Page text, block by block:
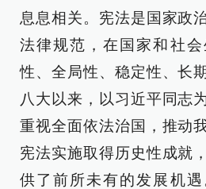
息息相关。宪法是国家政
法律规范，在国家和社
性、全局性、稳定性、长
八大以来，以习近平同志
重视全面依法治国，推动
宪法实施取得历史性成就
供了前所未有的发展机